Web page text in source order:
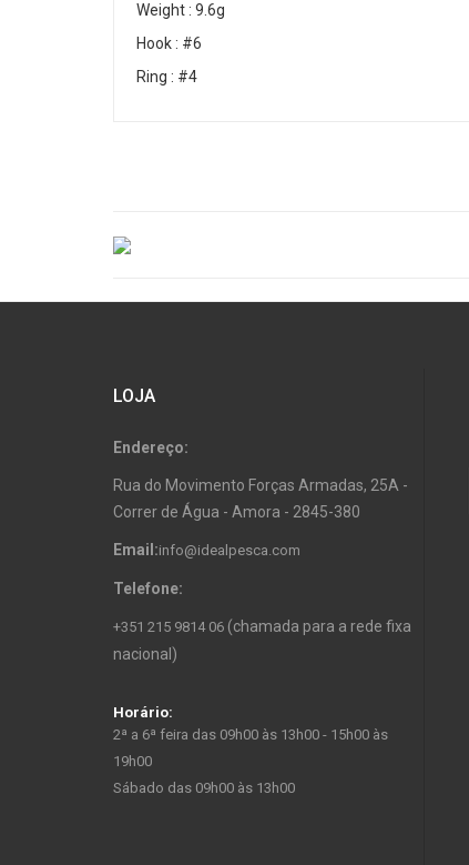
Weight : 9.6g
Hook : #6
Ring : #4
LOJA
Endereço:
Rua do Movimento Forças Armadas, 25A -
Correr de Água - Amora - 2845-380
Email:info@idealpesca.com
Telefone:
+351 215 9814 06 (chamada para a rede fixa
nacional)
Horário:
2ª a 6ª feira das 09h00 às 13h00 - 15h00 às
19h00
Sábado das 09h00 às 13h00